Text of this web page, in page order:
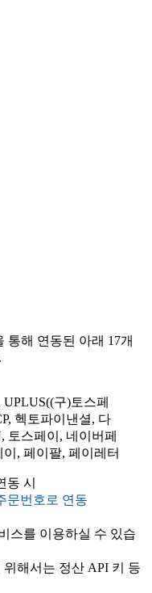
통해 연동된 아래 17개
구)토스페
헥토파이낸셜, 다
토스페이, 네이버페
, 페이팔, 페이레터
동 시
문번호로 연동
스를 이용하실 수 있습
해서는 정산 API 키 등